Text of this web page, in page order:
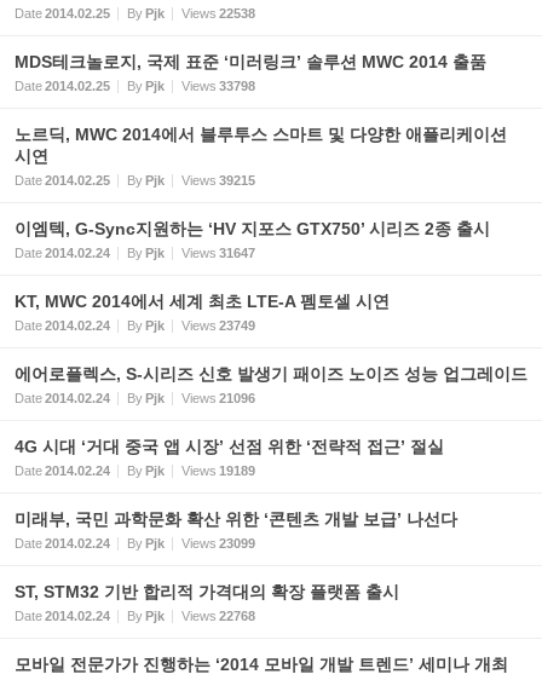
Date2014.02.25 ByPjk Views 22538
MDS테크놀로지, 국제 표준 ‘미러링크’ 솔루션 MWC 2014 출품
Date2014.02.25 ByPjk Views 33798
노르딕, MWC 2014에서 블루투스 스마트 및 다양한 애플리케이션
시연
Date2014.02.25 ByPjk Views 39215
이엠텍, G-Sync지원하는 ‘HV 지포스 GTX750’ 시리즈 2종 출시
Date2014.02.24 ByPjk Views 31647
KT, MWC 2014에서 세계 최초 LTE-A 펨토셀 시연
Date2014.02.24 ByPjk Views 23749
에어로플렉스, S-시리즈 신호 발생기 패이즈 노이즈 성능 업그레이드
Date2014.02.24 ByPjk Views 21096
4G 시대 ‘거대 중국 앱 시장’ 선점 위한 ‘전략적 접근’ 절실
Date2014.02.24 ByPjk Views 19189
미래부, 국민 과학문화 확산 위한 ‘콘텐츠 개발 보급’ 나선다
Date2014.02.24 ByPjk Views 23099
ST, STM32 기반 합리적 가격대의 확장 플랫폼 출시
Date2014.02.24 ByPjk Views 22768
모바일 전문가가 진행하는 ‘2014 모바일 개발 트렌드’ 세미나 개최